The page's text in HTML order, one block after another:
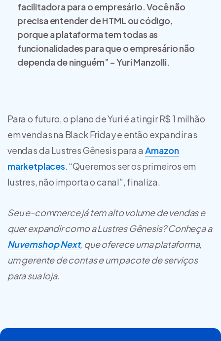
facilitadora para o empresário. Você não
precisa entender de HTML ou código,
porque a plataforma tem todas as
funcionalidades para que o empresário não
dependa de ninguém” – Yuri Manzolli.
Para o futuro, o plano de Yuri é atingir R$ 1 milhão
em vendas na Black Friday e então expandir as
vendas da Lustres Gênesis para aAmazon
marketplaces. “Queremos ser os primeiros em
lustres, não importa o canal”, finaliza.
Seu e-commerce já tem alto volume de vendas e
quer expandir como a Lustres Gênesis? Conheça a
Nuvemshop Next, que oferece uma plataforma,
um gerente de contas e um pacote de serviços
para sua loja.